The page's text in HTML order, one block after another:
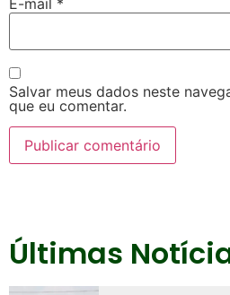
Salvar meus dados neste
que eu comentar.
Últimas